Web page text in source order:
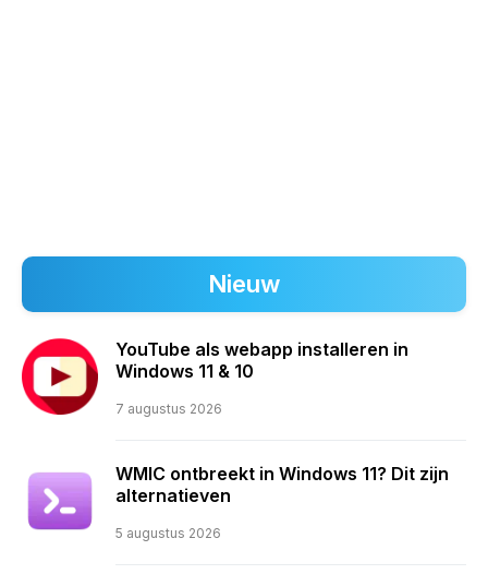
Nieuw
YouTube als webapp installeren in
Windows 11 & 10
7 augustus 2026
WMIC ontbreekt in Windows 11? Dit zijn
alternatieven
5 augustus 2026